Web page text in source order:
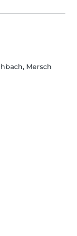
Mersch